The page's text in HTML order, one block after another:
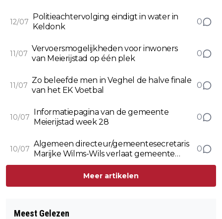
12/07
Politieachtervolging eindigt in water in
Keldonk
0
11/07
Vervoersmogelijkheden voor inwoners
van Meierijstad op één plek
0
11/07
Zo beleefde men in Veghel de halve finale
van het EK Voetbal
0
10/07
Informatiepagina van de gemeente
Meierijstad week 28
0
10/07
Algemeen directeur/gemeentesecretaris
Marijke Wilms-Wils verlaat gemeente
Meierijstad
0
Meer artikelen
Meest Gelezen